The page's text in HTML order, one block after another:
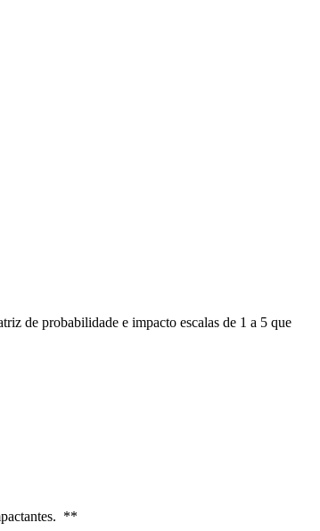
de probabilidade e impacto escalas de 1 a 5 que
**